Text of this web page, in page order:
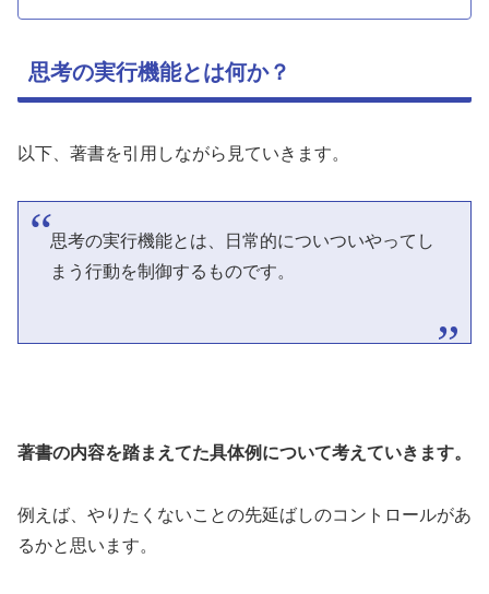
思考の実行機能とは何か？
以下、著書を引用しながら見ていきます。
思考の実行機能とは、日常的についついやってし
まう行動を制御するものです。
著書の内容を踏まえてた具体例について考えていきます。
例えば、やりたくないことの先延ばしのコントロールがあ
るかと思います。